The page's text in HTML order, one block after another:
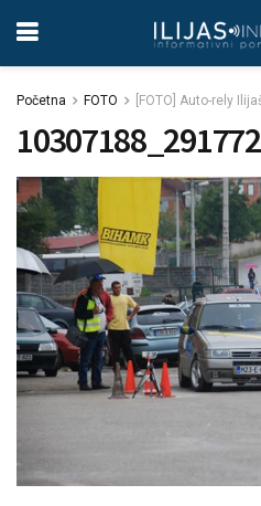
Početna FOTO [FOTO] Auto-rely